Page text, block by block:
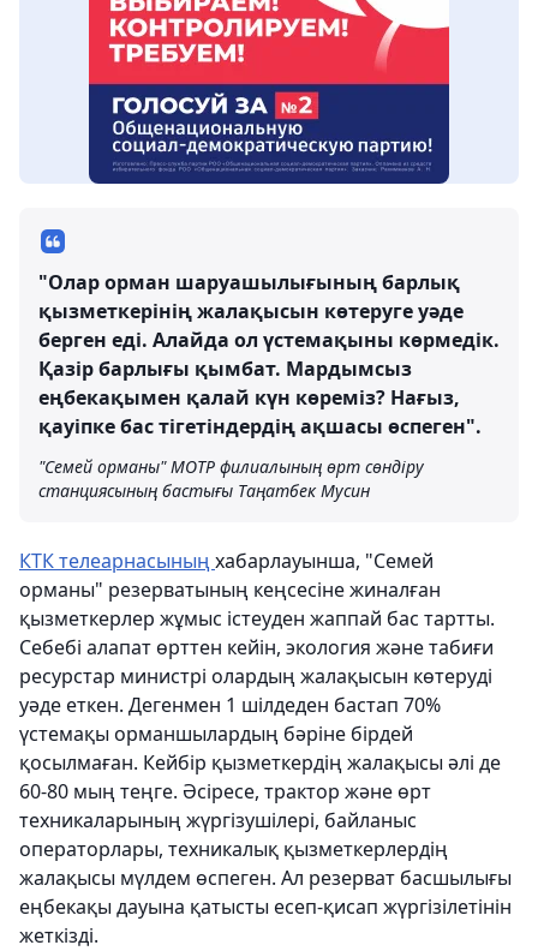
"Олар орман шаруашылығының барлық
қызметкерінің жалақысын көтеруге уәде
берген еді. Алайда ол үстемақыны көрмедік.
Қазір барлығы қымбат. Мардымсыз
еңбекақымен қалай күн көреміз? Нағыз,
қауіпке бас тігетіндердің ақшасы өспеген".
"Семей орманы" МОТР филиалының өрт сөндіру
станциясының бастығы Таңатбек Мусин
КТК телеарнасының хабарлауынша, "Семей
орманы" резерватының кеңсесіне жиналған
қызметкерлер жұмыс істеуден жаппай бас тартты.
Себебі алапат өрттен кейін, экология және табиғи
ресурстар министрі олардың жалақысын көтеруді
уәде еткен. Дегенмен 1 шілдеден бастап 70%
үстемақы орманшылардың бәріне бірдей
қосылмаған. Кейбір қызметкердің жалақысы әлі де
60-80 мың теңге. Әсіресе, трактор және өрт
техникаларының жүргізушілері, байланыс
операторлары, техникалық қызметкерлердің
жалақысы мүлдем өспеген. Ал резерват басшылығы
еңбекақы дауына қатысты есеп-қисап жүргізілетінін
жеткізді.